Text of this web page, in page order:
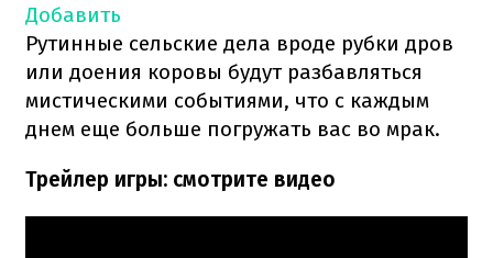
Добавить
Рутинные сельские дела вроде рубки дров
или доения коровы будут разбавляться
мистическими событиями, что с каждым
днем еще больше погружать вас во мрак.
Трейлер игры: смотрите видео